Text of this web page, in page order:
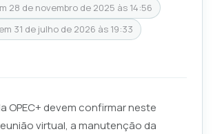
28 de novembro de 2025 às 14:56
31 de julho de 2026 às 19:33
OPEC+ devem confirmar neste
virtual, a manutenção da